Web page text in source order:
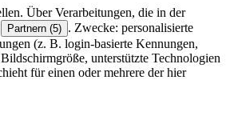
Über Verarbeitungen, die in der
Partnern (5) . Zwecke: personalisierte
(z. B. login-basierte Kennungen,
unterstützte Technologien
für einen oder mehrere der hier